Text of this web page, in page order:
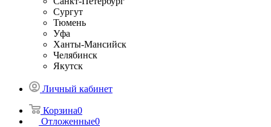
Сургут
Тюмень
Уфа
Ханты-Мансийск
Челябинск
Якутск
Личный кабинет
Корзина0
Отложенные0